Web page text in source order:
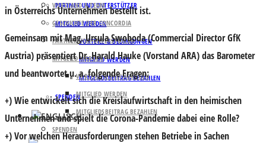
PARTNER UND UNTERSTÜTZER
MITGLIED WERDEN
VORTEILE & BEDINGUNGEN
MITGLIED WERDEN
MITGLIEDSBEITRAG BEZAHLEN
SPENDEN
VORSTAND & TEAM
GESCHICHTE DER CONCORDIA
PARTNER UND UNTERSTÜTZER
MITGLIED WERDEN
VORTEILE & BEDINGUNGEN
MITGLIED WERDEN
MITGLIEDSBEITRAG BEZAHLEN
SPENDEN
in Österreichs Unternehmen bestellt ist.
Gemeinsam mit Mag.Ursula Swoboda(Commercial Director GfK
Austria) präsentiert Dr.Harald Hauke(Vorstand ARA) das Barometer
und beantwortet u. a. folgende Fragen:
+) Wie entwickelt sich die Kreislaufwirtschaft in den heimischen
Unternehmen und spielt die Corona-Pandemie dabei eine Rolle?
+) Vor welchen Herausforderungen stehen Betriebe in Sachen